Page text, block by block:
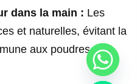
dans la main : Les
et naturelles, évitant la
aux poudres de